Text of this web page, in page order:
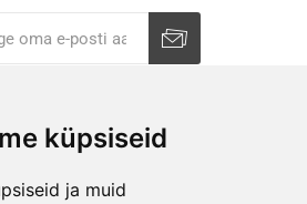
küpsiseid
ja muid